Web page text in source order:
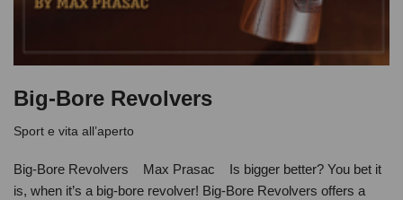
Big-Bore Revolvers
Sport e vita all’aperto
Big-Bore Revolvers Max Prasac Is bigger better? You bet it
is, when it’s a big-bore revolver! Big-Bore Revolvers offers a